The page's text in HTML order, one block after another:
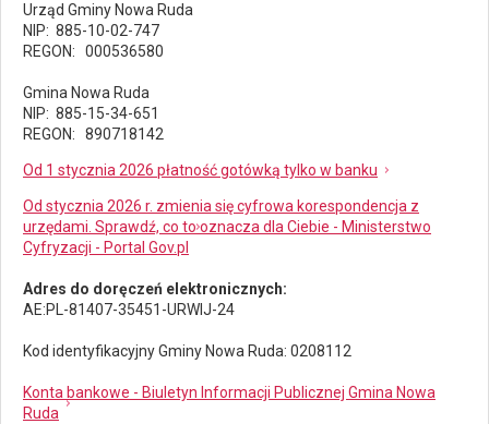
Urząd Gminy Nowa Ruda
NIP: 885-10-02-747
REGON: 000536580
Gmina Nowa Ruda
NIP: 885-15-34-651
REGON: 890718142
Od 1 stycznia 2026 płatność gotówką tylko w banku
Od stycznia 2026 r. zmienia się cyfrowa korespondencja z
urzędami. Sprawdź, co to oznacza dla Ciebie - Ministerstwo
Cyfryzacji - Portal Gov.pl
Adres do doręczeń elektronicznych:
AE:PL-81407-35451-URWIJ-24
Kod identyfikacyjny Gminy Nowa Ruda: 0208112
Konta bankowe - Biuletyn Informacji Publicznej Gmina Nowa
Ruda